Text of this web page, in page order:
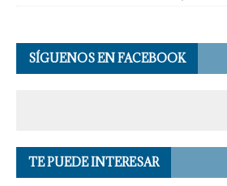
SÍGUENOS EN FACEBOOK
TE PUEDE INTERESAR